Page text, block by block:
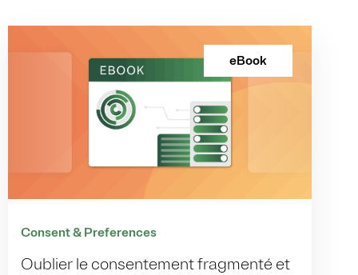
eBook
Consent & Preferences
Oublier le consentement fragmenté et